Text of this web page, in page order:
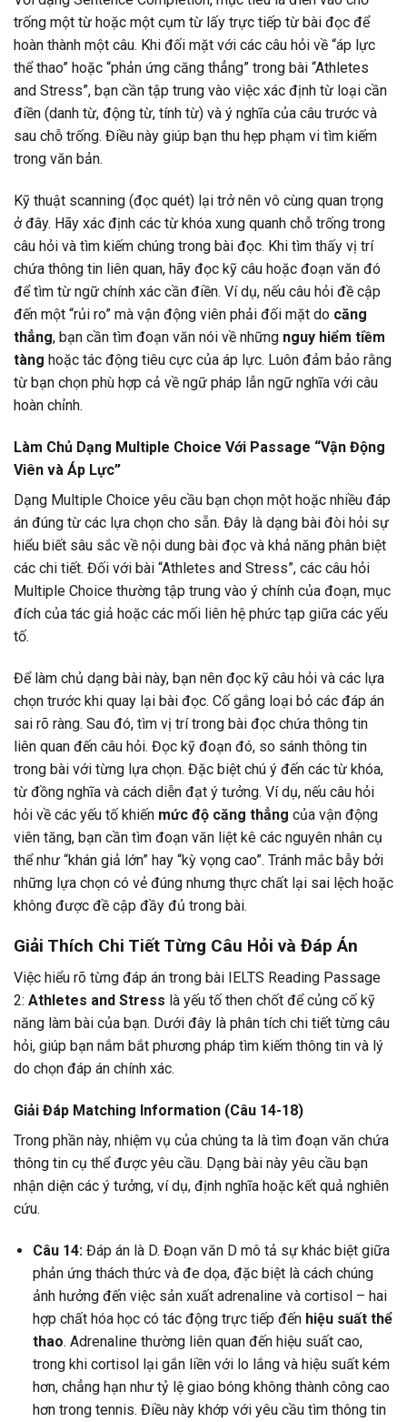
trống một từ hoặc một cụm từ lấy trực tiếp từ bài đọc để
hoàn thành một câu. Khi đối mặt với các câu hỏi về “áp lực
thể thao” hoặc “phản ứng căng thẳng” trong bài “Athletes
and Stress”, bạn cần tập trung vào việc xác định từ loại cần
điền (danh từ, động từ, tính từ) và ý nghĩa của câu trước và
sau chỗ trống. Điều này giúp bạn thu hẹp phạm vi tìm kiếm
trong văn bản.
Kỹ thuật scanning (đọc quét) lại trở nên vô cùng quan trọng
ở đây. Hãy xác định các từ khóa xung quanh chỗ trống trong
câu hỏi và tìm kiếm chúng trong bài đọc. Khi tìm thấy vị trí
chứa thông tin liên quan, hãy đọc kỹ câu hoặc đoạn văn đó
để tìm từ ngữ chính xác cần điền. Ví dụ, nếu câu hỏi đề cập
đến một “rủi ro” mà vận động viên phải đối mặt do căng
thẳng, bạn cần tìm đoạn văn nói về những nguy hiểm tiềm
tàng hoặc tác động tiêu cực của áp lực. Luôn đảm bảo rằng
từ bạn chọn phù hợp cả về ngữ pháp lẫn ngữ nghĩa với câu
hoàn chỉnh.
Làm Chủ Dạng Multiple Choice Với Passage “Vận Động
Viên và Áp Lực”
Dạng Multiple Choice yêu cầu bạn chọn một hoặc nhiều đáp
án đúng từ các lựa chọn cho sẵn. Đây là dạng bài đòi hỏi sự
hiểu biết sâu sắc về nội dung bài đọc và khả năng phân biệt
các chi tiết. Đối với bài “Athletes and Stress”, các câu hỏi
Multiple Choice thường tập trung vào ý chính của đoạn, mục
đích của tác giả hoặc các mối liên hệ phức tạp giữa các yếu
tố.
Để làm chủ dạng bài này, bạn nên đọc kỹ câu hỏi và các lựa
chọn trước khi quay lại bài đọc. Cố gắng loại bỏ các đáp án
sai rõ ràng. Sau đó, tìm vị trí trong bài đọc chứa thông tin
liên quan đến câu hỏi. Đọc kỹ đoạn đó, so sánh thông tin
trong bài với từng lựa chọn. Đặc biệt chú ý đến các từ khóa,
từ đồng nghĩa và cách diễn đạt ý tưởng. Ví dụ, nếu câu hỏi
hỏi về các yếu tố khiến mức độ căng thẳng của vận động
viên tăng, bạn cần tìm đoạn văn liệt kê các nguyên nhân cụ
thể như “khán giả lớn” hay “kỳ vọng cao”. Tránh mắc bẫy bởi
những lựa chọn có vẻ đúng nhưng thực chất lại sai lệch hoặc
không được đề cập đầy đủ trong bài.
Giải Thích Chi Tiết Từng Câu Hỏi và Đáp Án
Việc hiểu rõ từng đáp án trong bài IELTS Reading Passage
2: Athletes and Stress là yếu tố then chốt để củng cố kỹ
năng làm bài của bạn. Dưới đây là phân tích chi tiết từng câu
hỏi, giúp bạn nắm bắt phương pháp tìm kiếm thông tin và lý
do chọn đáp án chính xác.
Giải Đáp Matching Information (Câu 14-18)
Trong phần này, nhiệm vụ của chúng ta là tìm đoạn văn chứa
thông tin cụ thể được yêu cầu. Dạng bài này yêu cầu bạn
nhận diện các ý tưởng, ví dụ, định nghĩa hoặc kết quả nghiên
cứu.
Câu 14:Đáp án là D. Đoạn văn D mô tả sự khác biệt giữa
phản ứng thách thức và đe dọa, đặc biệt là cách chúng
ảnh hưởng đến việc sản xuất adrenaline và cortisol – hai
hợp chất hóa học có tác động trực tiếp đến hiệu suất thể
thao. Adrenaline thường liên quan đến hiệu suất cao,
trong khi cortisol lại gắn liền với lo lắng và hiệu suất kém
hơn, chẳng hạn như tỷ lệ giao bóng không thành công cao
hơn trong tennis. Điều này khớp với yêu cầu tìm thông tin